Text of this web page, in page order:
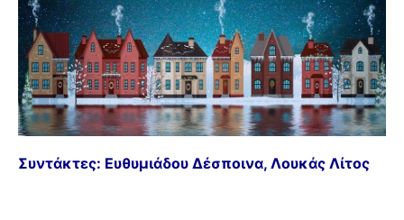
Συντάκτες: Ευθυμιάδου Δέσποινα, Λουκάς Λίτος